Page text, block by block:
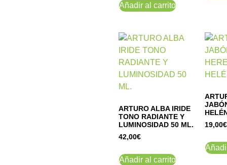
Añadir al carrito
ARTURO ALBA IRIDE
TONO RADIANTE Y
LUMINOSIDAD 50 ML.
42,00€
Añadir al carrito
19,00€